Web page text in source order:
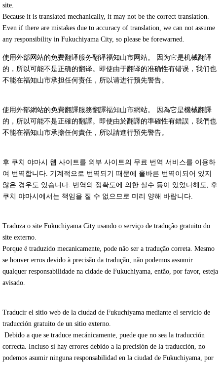
site.
Because it is translated mechanically, it may not be the correct translation.
Even if there are mistakes due to accuracy of translation, we can not assume
any responsibility in Fukuchiyama City, so please be forewarned.
使用外部网站的免费翻译服务翻译福知山市网站。 因为它是机械翻译
的，所以可能不是正确的翻译。即使由于翻译的准确性有错误，我们也
不能在福知山市承担任何责任，所以请进行预先警告。
使用外部網站的免費翻譯服務翻譯福知山市網站。 因為它是機械翻譯
的，所以可能不是正確的翻譯。即使由於翻譯的準確性有錯誤，我們也
不能在福知山市承擔任何責任，所以請進行預先警告。
후 쿠치 야마시 웹 사이트를 외부 사이트의 무료 번역 서비스를 이용하
여 번역합니다. 기계적으로 번역되기 때문에 올바른 번역이되어 있지
않은 경우도 있습니다. 번역의 정확도에 의한 실수 등이 있었다해도, 후
쿠치 야마시에서는 책임을 질 수 없으므로 미리 양해 바랍니다.
Traduza o site Fukuchiyama City usando o serviço de tradução gratuito do
site externo.
Porque é traduzido mecanicamente, pode não ser a tradução correta. Mesmo
se houver erros devido à precisão da tradução, não podemos assumir
qualquer responsabilidade na cidade de Fukuchiyama, então, por favor, esteja
avisado.
Traducir el sitio web de la ciudad de Fukuchiyama mediante el servicio de
traducción gratuito de un sitio externo.
Debido a que se traduce mecánicamente, puede que no sea la traducción
correcta. Incluso si hay errores debido a la precisión de la traducción, no
podemos asumir ninguna responsabilidad en la ciudad de Fukuchiyama, por